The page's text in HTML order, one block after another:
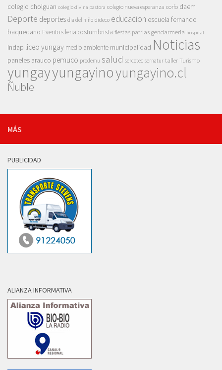
colegio cholguan colegio divina pastora colegio nueva esperanza corfo daem
Deporte deportes dia del niño dideco educacion escuela fernando
baquedano Eventosferia costumbrista fiestas patrias gendarmeria hospital
indap liceo yungay medio ambiente municipalidad Noticias
paneles arauco pemuco prodemu salud sercotec sernatur taller Turismo
yungayyungayinoyungayino.cl
Ñuble
MÁS
PUBLICIDAD
ALIANZA INFORMATIVA